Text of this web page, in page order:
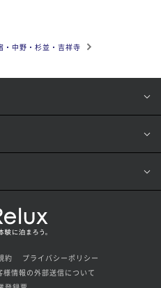
・中野・杉並・吉祥寺
約
プライバシーポリシー
情報の外部送信について